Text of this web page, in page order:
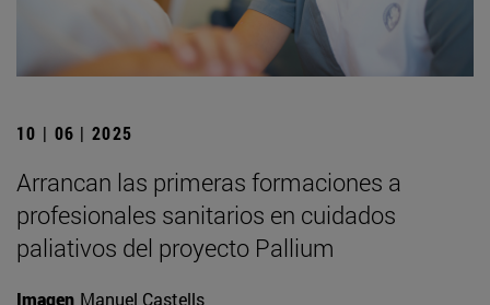
10 | 06 | 2025
Arrancan las primeras formaciones a
profesionales sanitarios en cuidados
paliativos del proyecto Pallium
Imagen Manuel Castells